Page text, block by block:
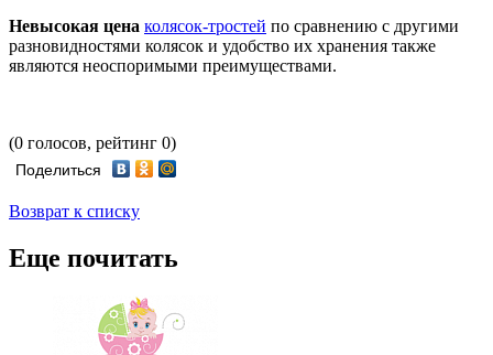
Невысокая цена колясок-тростей по сравнению с другими
разновидностями колясок и удобство их хранения также
являются неоспоримыми преимуществами.
(0 голосов, рейтинг 0)
Поделиться
Возврат к списку
Еще почитать